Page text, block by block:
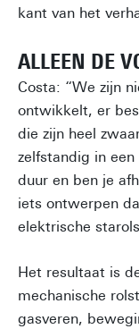
kant van het
ALLEEN DE
Costa: “We zijn
ontwikkelt, er
die zijn heel
zelfstandig in een
duur en ben je
iets ontwerpen
elektrische
Het resultaat is
mechanische
gasveren,